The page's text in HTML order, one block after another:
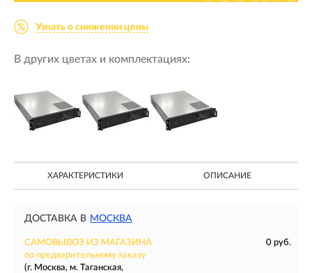
Узнать о снижении цены
В других цветах и комплектациях:
ХАРАКТЕРИСТИКИ ОПИСАНИЕ
ДОСТАВКА В МОСКВА
САМОВЫВОЗ ИЗ МАГАЗИНА
0 руб.
по предварительному заказу
(г. Москва, м. Таганская,